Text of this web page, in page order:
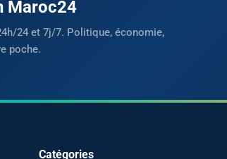
Maroc24
24 et 7j/7. Politique, économie,
poche.
Catégories